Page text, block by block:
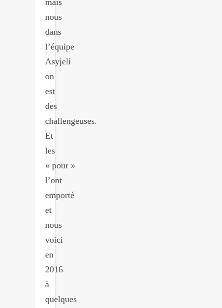
nous
dans
l’équipe
Asyjeli
on
est
des
challengeuses.
Et
les
« pour »
l’ont
emporté
et
nous
voici
en
2016
à
quelques